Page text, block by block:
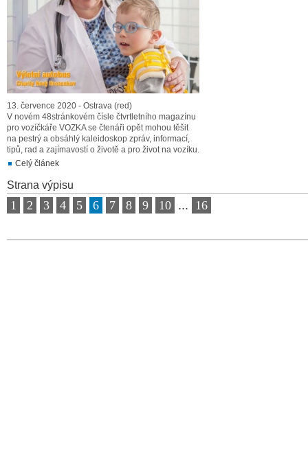
13. července 2020 - Ostrava (red)
V novém 48stránkovém čísle čtvrtletního magazínu
pro vozíčkáře VOZKA se čtenáři opět mohou těšit
na pestrý a obsáhlý kaleidoskop zpráv, informací,
tipů, rad a zajímavostí o životě a pro život na vozíku.
Celý článek
Strana výpisu
1 2 3 4 5 6 7 8 9 10 ... 16